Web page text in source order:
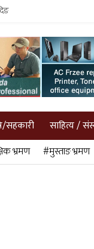
सहकारी साहित्य /
भ्रमण #मुस्ताङ भ्रमण